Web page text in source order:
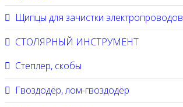
Щипцы для зачистки электропроводов
СТОЛЯРНЫЙ ИНСТРУМЕНТ
Степлер, скобы
Гвоздодёр, лом-гвоздодёр